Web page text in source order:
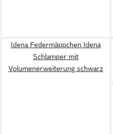
Idena Federmäppchen Idena
Schlamper mit
Volumenerweiterung schwarz